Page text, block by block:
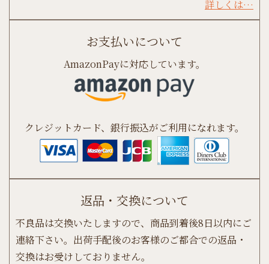
詳しくは…
お支払いについて
AmazonPayに対応しています。
クレジットカード、銀行振込がご利用になれます。
返品・交換について
不良品は交換いたしますので、商品到着後8日以内にご
連絡下さい。出荷手配後のお客様のご都合での返品・
交換はお受けしておりません。